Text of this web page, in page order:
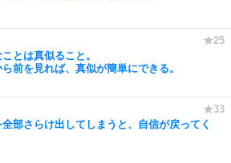
とは真似ること。
前を見れば、真似が簡単にできる。
部さらけ出してしまうと、自信が戻ってく